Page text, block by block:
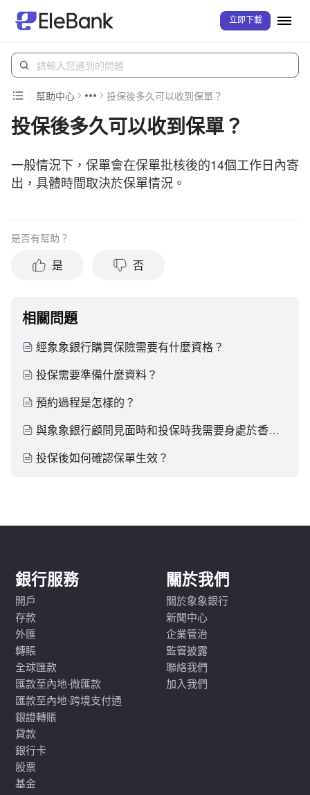
立即下載
幫助中心 投保後多久可以收到保單？
投保後多久可以收到保單？
一般情況下，保單會在保單批核後的14個工作日內寄
出，具體時間取決於保單情況。
是否有幫助？
是 否
相關問題
經象象銀行購買保險需要有什麼資格？
投保需要準備什麼資料？
預約過程是怎樣的？
與象象銀行顧問見面時和投保時我需要身處於香港嗎？
投保後如何確認保單生效？
銀行服務
開戶
存款
外匯
轉賬
全球匯款
匯款至內地·微匯款
匯款至內地·跨境支付通
銀證轉賬
貸款
銀行卡
股票
基金
關於我們
關於象象銀行
新聞中心
企業管治
監管披露
聯絡我們
加入我們